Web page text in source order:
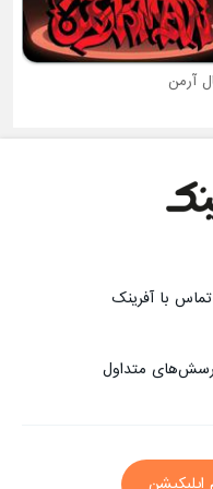
تماس با آفرینک
متداول
اپلیکیشن